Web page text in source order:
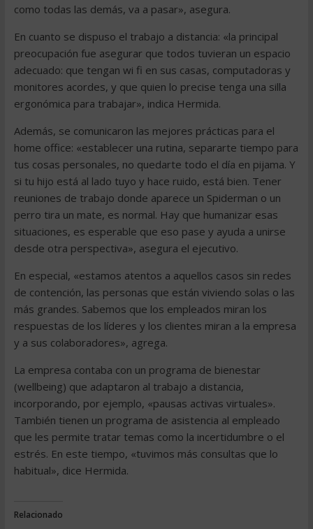
como todas las demás, va a pasar», asegura.
En cuanto se dispuso el trabajo a distancia: «la principal
preocupación fue asegurar que todos tuvieran un espacio
adecuado: que tengan wi fi en sus casas, computadoras y
monitores acordes, y que quien lo precise tenga una silla
ergonómica para trabajar», indica Hermida.
Además, se comunicaron las mejores prácticas para el
home office: «establecer una rutina, separarte tiempo para
tus cosas personales, no quedarte todo el día en pijama. Y
si tu hijo está al lado tuyo y hace ruido, está bien. Tener
reuniones de trabajo donde aparece un Spiderman o un
perro tira un mate, es normal. Hay que humanizar esas
situaciones, es esperable que eso pase y ayuda a unirse
desde otra perspectiva», asegura el ejecutivo.
En especial, «estamos atentos a aquellos casos sin redes
de contención, las personas que están viviendo solas o las
más grandes. Sabemos que los empleados miran los
respuestas de los líderes y los clientes miran a la empresa
y a sus colaboradores», agrega.
La empresa contaba con un programa de bienestar
(wellbeing) que adaptaron al trabajo a distancia,
incorporando, por ejemplo, «pausas activas virtuales».
También tienen un programa de asistencia al empleado
que les permite tratar temas como la incertidumbre o el
estrés. En este tiempo, «tuvimos más consultas que lo
habitual», dice Hermida.
Relacionado